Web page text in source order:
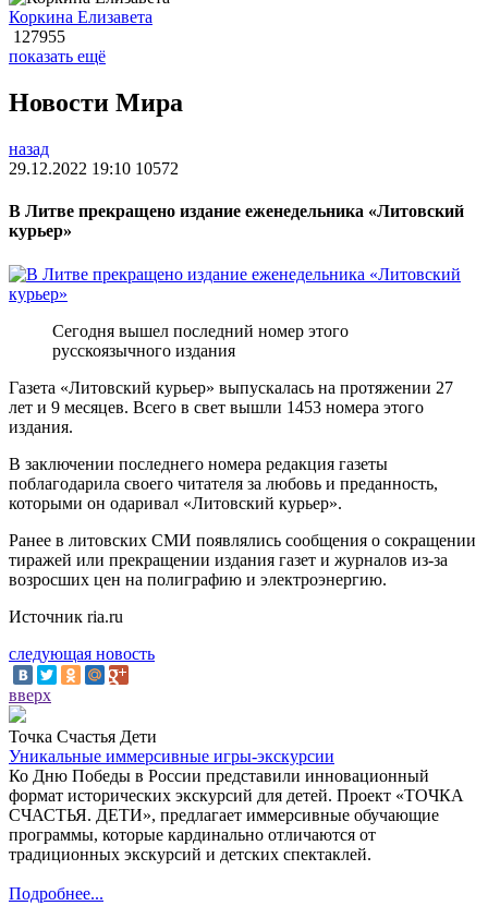
Коркина Елизавета
127955
показать ещё
Новости Мира
назад
29.12.2022 19:10 10572
В Литве прекращено издание еженедельника «Литовский
курьер»
Сегодня вышел последний номер этого
русскоязычного издания
Газета «Литовский курьер» выпускалась на протяжении 27
лет и 9 месяцев. Всего в свет вышли 1453 номера этого
издания.
В заключении последнего номера редакция газеты
поблагодарила своего читателя за любовь и преданность,
которыми он одаривал «Литовский курьер».
Ранее в литовских СМИ появлялись сообщения о сокращении
тиражей или прекращении издания газет и журналов из-за
возросших цен на полиграфию и электроэнергию.
Источник ria.ru
следующая новость
вверх
Точка Счастья Дети
Уникальные иммерсивные игры-экскурсии
Ко Дню Победы в России представили инновационный
формат исторических экскурсий для детей. Проект «ТОЧКА
СЧАСТЬЯ. ДЕТИ», предлагает иммерсивные обучающие
программы, которые кардинально отличаются от
традиционных экскурсий и детских спектаклей.
Подробнее...